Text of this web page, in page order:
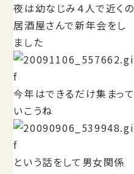
夜は幼なじみ４人で近くの
居酒屋さんで新年会をし
ました
今年はできるだけ集まって
いこうね
という話をして男女関係